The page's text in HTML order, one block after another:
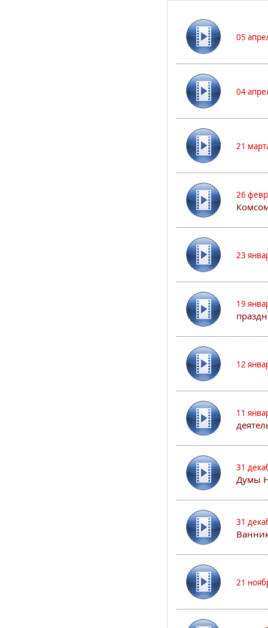
05
04
21
26
23
19
12
11
31
Думы
31
21